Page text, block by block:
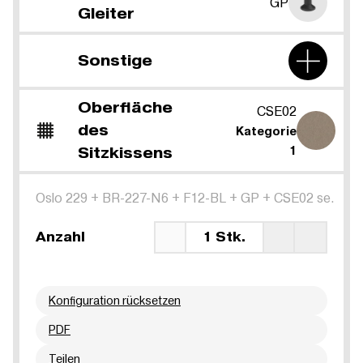
Gleiter
Sonstige
Oberfläche
des
Sitzkissens
CSE02
Kategorie
1
Oslo 229 + BR-227-N6 + F12-BL + GP + CSE02 se.
Anzahl 1 Stk.
Konfiguration rücksetzen
PDF
Teilen